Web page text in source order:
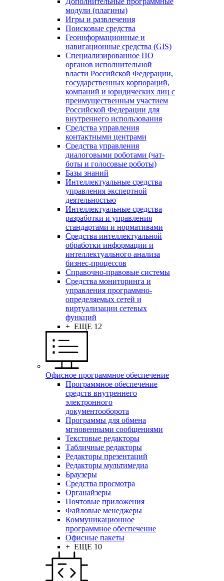
модули (плагины)
Игры и развлечения
Поисковые средства
Геоинформационные и
навигационные средства (GIS)
Специализированное ПО
органов исполнительной
власти Российской Федерации,
государственных корпораций,
компаний и юридических лиц с
преимущественным участием
Российской Федерации для
внутреннего использования
Средства управления
контактными центрами
Средства управления
диалоговыми роботами (чат-
боты и голосовые роботы)
Базы знаний
Интеллектуальные средства
управления экспертной
деятельностью
Интеллектуальные средства
разработки и управления
стандартами и нормативами
Средства интеллектуальной
обработки информации и
интеллектуального анализа
бизнес-процессов
Справочно-правовые системы
Средства мониторинга и
управления программно-
определяемых сетей и
виртуализации сетевых
функций
+ ЕЩЕ 12
Офисное программное обеспечение
Программное обеспечение
средств внутреннего
электронного
документооборота
Программы для обмена
мгновенными сообщениями
Текстовые редакторы
Табличные редакторы
Редакторы презентаций
Редакторы мультимедиа
Браузеры
Средства просмотра
Органайзеры
Почтовые приложения
Файловые менеджеры
Коммуникационное
программное обеспечение
Офисные пакеты
+ ЕЩЕ 10